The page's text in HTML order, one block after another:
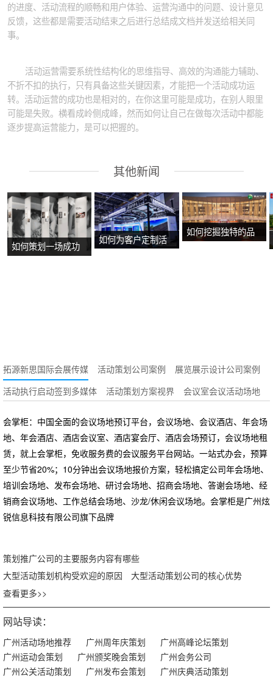
的进度、活动流程的顺畅和用户体验、运营沟通中的问题、设计意见
反馈，这些都是需要活动结束之后进行总结成文档并发送给相关同
事。
活动运营需要系统性结构化的思维指导、高效的沟通能力辅助、
不折不扣的执行，只有具备这些关键因素，才能把一个活动成功运
转。活动运营的成功也是相对的，在你这里可能是成功，在别人眼里
可能是失败。横看成岭侧成峰，然而如何让自己在做每次活动中都能
逐步提高运营能力，是可以把握的。
其他新闻
如何策划一场成功
如何为客户定制活
如何挖掘独特的品
拓源新思国际会展传媒 活动策划公司案例
展览展示设计公司案例
活动执行启动签到多媒体
活动策划方案视界 会议室会议活动场地
会掌柜：中国全面的会议场地预订平台，会议场地、会议酒店、年会场
地、年会酒店、酒店会议室、酒店宴会厅、酒店会场预订，会议场地租
赁，就上会掌柜，免收服务费的会议服务平台网站。一站式办会，预算
至少节省20%；10分钟出会议场地报价方案，轻松搞定公司年会场地、
培训会场地、发布会场地、研讨会场地、招商会场地、答谢会场地、经
销商会议场地、工作总结会场地、沙龙/休闲会议场地。会掌柜是广州炫
锐信息科技有限公司旗下品牌
策划推广公司的主要服务内容有哪些
大型活动策划机构受欢迎的原因
大型活动策划公司的核心优势
查看更多>>
网站导读：
广州活动场地推荐 广州周年庆策划
广州高峰论坛策划
广州运动会策划
广州颁奖晚会策划
广州会务公司
广州公关活动策划
广州发布会策划 广州庆典活动策划